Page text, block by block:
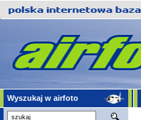
Wyszukaj w airfoto